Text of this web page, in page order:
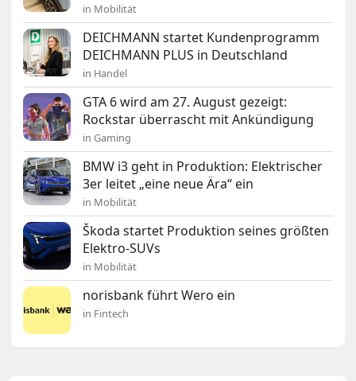
in Mobilität
DEICHMANN startet Kundenprogramm
DEICHMANN PLUS in Deutschland
in Handel
GTA 6 wird am 27. August gezeigt:
Rockstar überrascht mit Ankündigung
in Gaming
BMW i3 geht in Produktion: Elektrischer
3er leitet „eine neue Ära“ ein
in Mobilität
Škoda startet Produktion seines größten
Elektro-SUVs
in Mobilität
norisbank führt Wero ein
in Fintech